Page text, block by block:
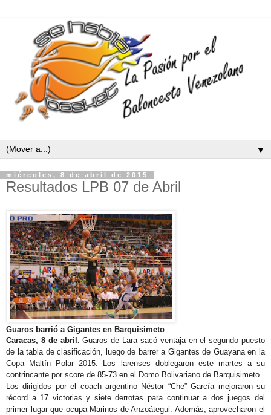
▼
miércoles, 8 de abril de 2015
Resultados LPB 07 de Abril
Guaros barrió a Gigantes en Barquisimeto
Caracas, 8 de abril.Guaros de Lara sacó ventaja en el segundo puesto
de la tabla de clasificación, luego de barrer a Gigantes de Guayana en la
Copa Maltín Polar 2015. Los larenses doblegaron este martes a su
contrincante por score de 85-73 en el Domo Bolivariano de Barquisimeto.
Los dirigidos por el coach argentino Néstor “Che” García mejoraron su
récord a 17 victorias y siete derrotas para continuar a dos juegos del
primer lugar que ocupa Marinos de Anzoátegui. Además, aprovecharon el